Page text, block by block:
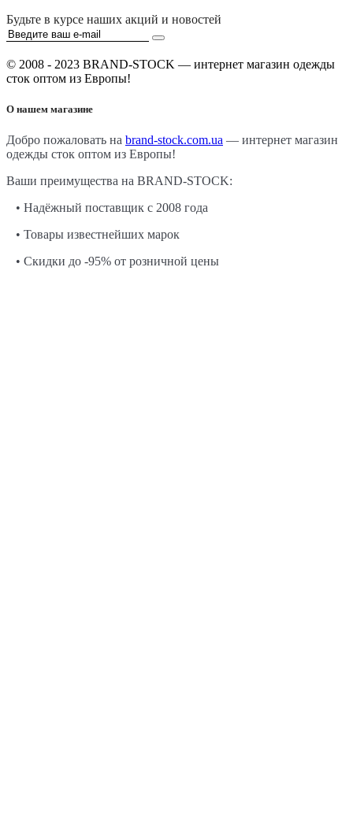
Будьте в курсе наших акций и новостей
© 2008 - 2023 BRAND-STOCK — интернет магазин одежды
сток оптом из Европы!
О нашем магазине
Добро пожаловать на brand-stock.com.ua — интернет магазин
одежды сток оптом из Европы!
Ваши преимущества на BRAND-STOCK:
• Надёжный поставщик с 2008 года
• Товары известнейших марок
• Скидки до -95% от розничной цены